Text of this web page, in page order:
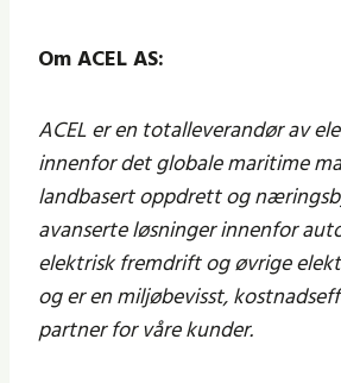
Om ACEL AS:
ACEL er en totalleverandør av
innenfor det globale maritime
landbasert oppdrett og
avanserte løsninger innenfor
elektrisk fremdrift og øvrige
og er en miljøbevisst,
partner for våre kunder.